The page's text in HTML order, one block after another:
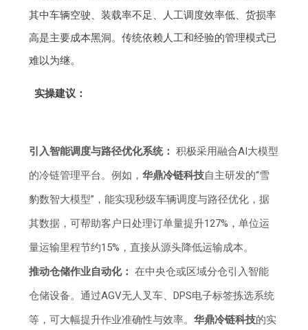
其中车辆空驶、装载率不足、人工调度效率低、货损率
高是主要成本黑洞。传统依赖人工和经验的管理模式已
难以为继。
实操建议：
引入智能调度与路径优化系统： 积极采用融合AI大模型
的冷链管理平台。例如，华鼎冷链科技自主研发的“雪
豹数智大模型”，能实现秒级车辆调度与路径优化，据
其数据，可帮助客户日处理订单量提升127%，单位运
量运输里程节约15%，直接从源头降低运输成本。
推动仓储作业自动化： 在中央仓或区域分仓引入智能
仓储设备。通过AGV无人叉车、DPS电子标签拣选系统
等，可大幅提升作业准确性与效率。华鼎冷链科技的实